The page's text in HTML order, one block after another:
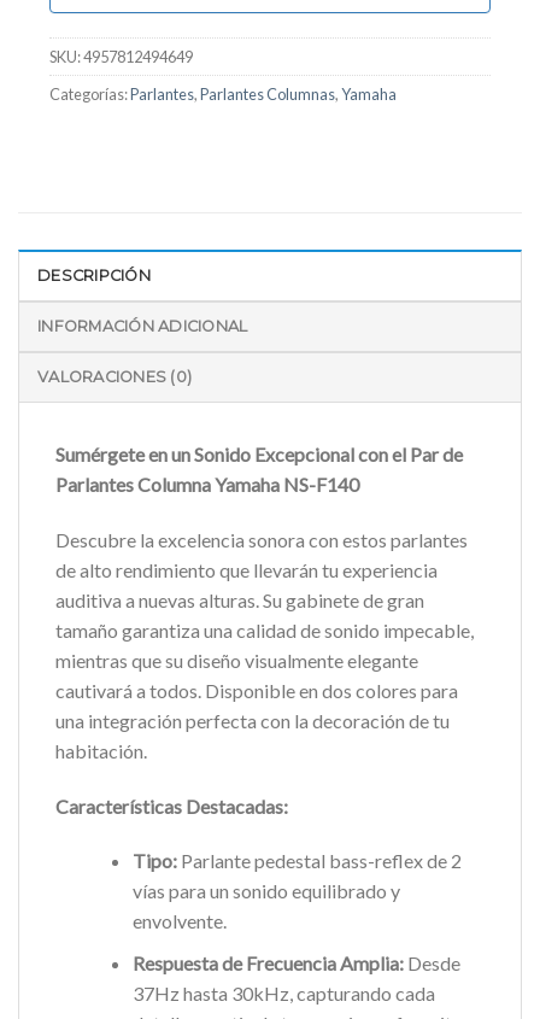
SKU:4957812494649
Categorías:Parlantes,Parlantes Columnas,Yamaha
DESCRIPCIÓN
INFORMACIÓN ADICIONAL
VALORACIONES (0)
Sumérgete en un Sonido Excepcional con el Par de
Parlantes Columna Yamaha NS-F140
Descubre la excelencia sonora con estos parlantes
de alto rendimiento que llevarán tu experiencia
auditiva a nuevas alturas. Su gabinete de gran
tamaño garantiza una calidad de sonido impecable,
mientras que su diseño visualmente elegante
cautivará a todos. Disponible en dos colores para
una integración perfecta con la decoración de tu
habitación.
Características Destacadas:
Tipo: Parlante pedestal bass-reflex de 2
vías para un sonido equilibrado y
envolvente.
Respuesta de Frecuencia Amplia: Desde
37Hz hasta 30kHz, capturando cada